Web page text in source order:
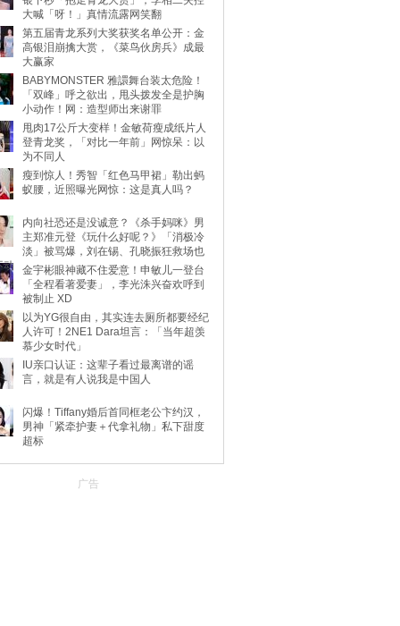
大喊「呀！」真情流露网笑翻
第五届青龙系列大奖获奖名单公开：金
高银泪崩擒大赏，《菜鸟伙房兵》成最
大赢家
BABYMONSTER 雅譞舞台装太危险！
「双峰」呼之欲出，甩头拨发全是护胸
小动作！网：造型师出来谢罪
甩肉17公斤大变样！金敏荷瘦成纸片人
登青龙奖，「对比一年前」网惊呆：以
为不同人
瘦到惊人！秀智「红色马甲裙」勒出蚂
蚁腰，近照曝光网惊：这是真人吗？
内向社恐还是没诚意？《杀手妈咪》男
主郑准元登《玩什么好呢？》「消极冷
淡」被骂爆，刘在锡、孔晓振狂救场也
动
金宇彬眼神藏不住爱意！申敏儿一登台
「全程看著爱妻」，李光洙兴奋欢呼到
被制止 XD
以为YG很自由，其实连去厕所都要经纪
人许可！2NE1 Dara坦言：「当年超羡
慕少女时代」
IU亲口认证：这辈子看过最离谱的谣
言，就是有人说我是中国人
闪爆！Tiffany婚后首同框老公卞约汉，
男神「紧牵护妻＋代拿礼物」私下甜度
超标
广告